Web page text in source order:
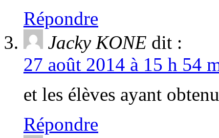
Répondre
Jacky KONE dit :
27 août 2014 à 15 h 54
et les élèves ayant
Répondre